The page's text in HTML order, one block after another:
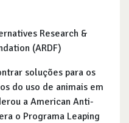
Research &
(ARDF)
soluções para os
do uso de animais em
a American Anti-
o Programa Leaping